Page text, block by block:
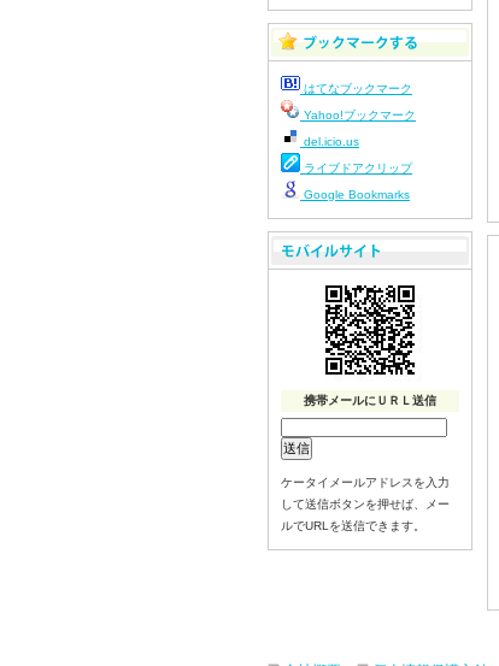
はてなブックマーク
Yahoo!ブックマーク
del.icio.us
ライブドアクリップ
Google Bookmarks
携帯メールにＵＲＬ送信
ケータイメールアドレスを入力
して送信ボタンを押せば、メー
ルでURLを送信できます。